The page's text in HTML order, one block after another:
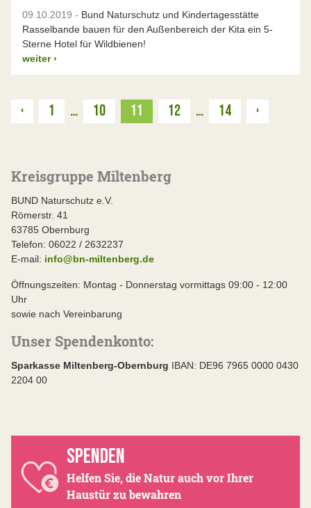
09.10.2019 - Bund Naturschutz und Kindertagesstätte
Rasselbande bauen für den Außenbereich der Kita ein 5-
Sterne Hotel für Wildbienen!
weiter ›
Zurück
‹ 1 … 10 11 12 … 14 ›Weiter
Kreisgruppe Miltenberg
BUND Naturschutz e.V.
Römerstr. 41
63785 Obernburg
Telefon: 06022 / 2632237
E-mail: info@bn-miltenberg.de
Öffnungszeiten: Montag - Donnerstag vormittags 09:00 - 12:00
Uhr
sowie nach Vereinbarung
Unser Spendenkonto: ​
Sparkasse Miltenberg-Obernburg IBAN: DE96 7965 0000 0430
2204 00 ​
SPENDEN
Helfen Sie, die Natur auch vor Ihrer
Haustür zu bewahren